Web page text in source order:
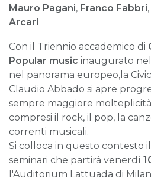
Mauro Pagani, Franco Fabbri,
Arcari
Con il Triennio accademico di
Popular music inaugurato
nel panorama europeo,la
Claudio Abbado si apre
sempre maggiore
compresi il rock, il pop, la
correnti musicali.
Si colloca in questo contesto
seminari che partirà venerdì
l'Auditorium Lattuada di